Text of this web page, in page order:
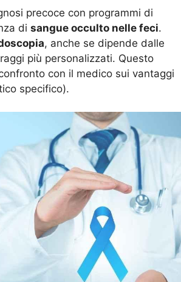
precoce con programmi di
di sangue occulto nelle feci.
, anche se dipende dalle
più personalizzati. Questo
con il medico sui vantaggi
specifico).